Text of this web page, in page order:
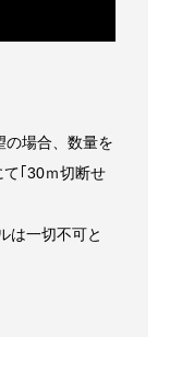
場合、数量を
て｢30ｍ切断せ
は一切不可と